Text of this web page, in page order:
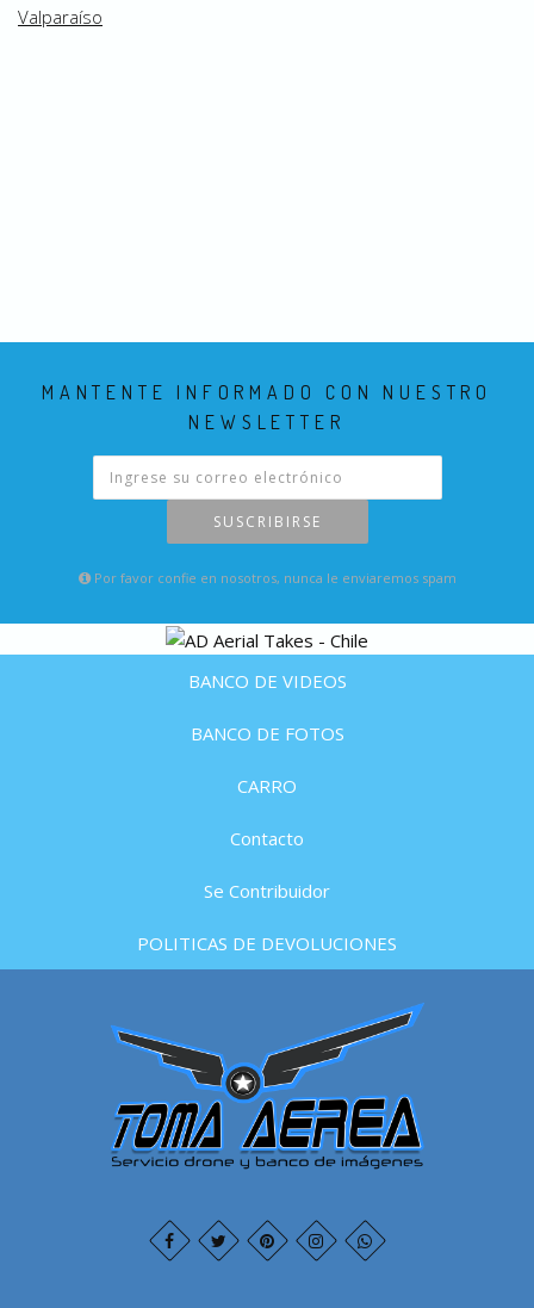
Valparaíso
MANTENTE INFORMADO CON NUESTRO
NEWSLETTER
SUSCRIBIRSE
Por favor confie en nosotros, nunca le enviaremos spam
BANCO DE VIDEOS
BANCO DE FOTOS
CARRO
Contacto
Se Contribuidor
POLITICAS DE DEVOLUCIONES